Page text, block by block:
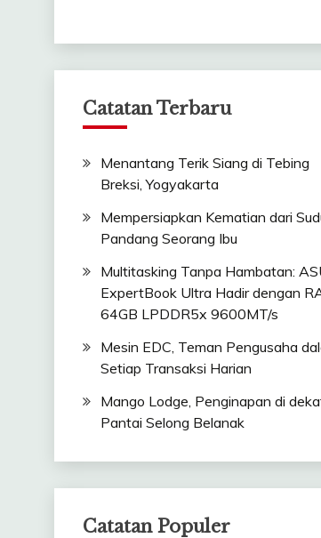
Catatan Terbaru
Menantang Terik Siang di Tebing
Breksi, Yogyakarta
Mempersiapkan Kematian dari
Pandang Seorang Ibu
Multitasking Tanpa Hambatan:
ExpertBook Ultra Hadir dengan
64GB LPDDR5x 9600MT/s
Mesin EDC, Teman Pengusaha
Setiap Transaksi Harian
Mango Lodge, Penginapan di
Pantai Selong Belanak
Catatan Populer